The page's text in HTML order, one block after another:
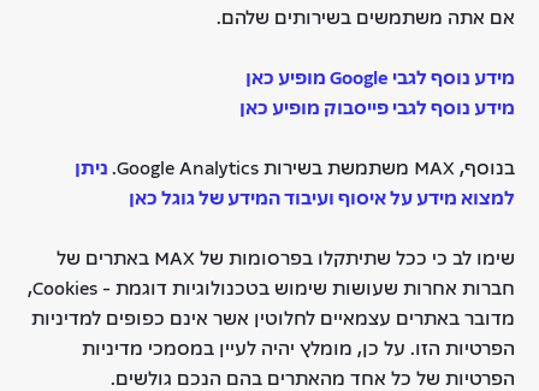
אם אתה משתמשים בשירותים שלהם.
מידע נוסף לגבי Google מופיע כאן
מידע נוסף לגבי פייסבוק מופיע כאן
בנוסף, MAX משתמשת בשירות Google Analytics.
ניתן
למצוא מידע על איסוף ועיבוד המידע של גוגל כאן
שימו לב כי ככל שתיתקלו בפרסומות של MAX באתרים של
חברות אחרות שעושות שימוש בטכנולוגיות דוגמת - Cookies,
מדובר באתרים עצמאיים לחלוטין אשר אינם כפופים למדיניות
הפרטיות הזו. על כן, מומלץ יהיה לעיין במסמכי מדיניות
הפרטיות של כל אחד מהאתרים בהם הנכם גולשים.